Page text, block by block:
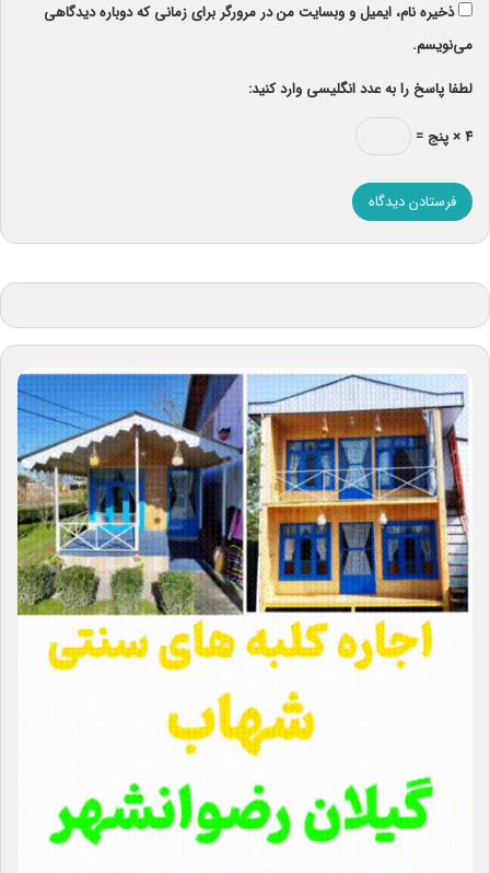
ذخیره نام، ایمیل و وبسایت من در مرورگر برای زمانی که دوباره دیدگاهی
می‌نویسم.
لطفا پاسخ را به عدد انگلیسی وارد کنید:
۴ × پنج =